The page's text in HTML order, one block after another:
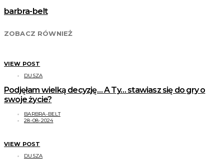
barbra-belt
ZOBACZ RÓWNIEŻ
VIEW POST
DUSZA
Podjęłam wielką decyzję… A Ty… stawiasz się do gry o
swoje życie?
BARBRA-BELT
28-08-2024
VIEW POST
DUSZA